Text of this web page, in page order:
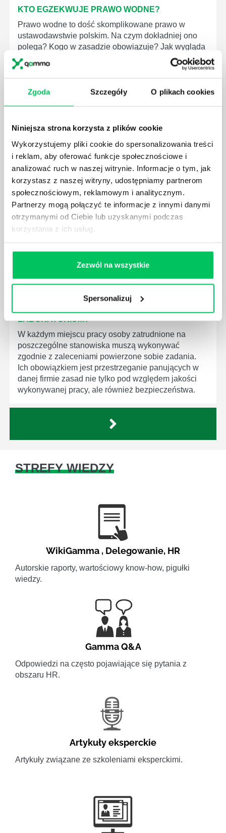
Zgoda Szczegóły O plikach cookies
Niniejsza strona korzysta z plików cookie
Wykorzystujemy pliki cookie do spersonalizowania treści
i reklam, aby oferować funkcje społecznościowe i
analizować ruch w naszej witrynie. Informacje o tym, jak
korzystasz z naszej witryny, udostępniamy partnerom
społecznościowym, reklamowym i analitycznym.
Partnerzy mogą połączyć te informacje z innymi danymi
otrzymanymi od Ciebie lub uzyskanymi podczas
korzystania z ich usług.
Zezwól na wszystkie
Spersonalizuj
KTO EGZEKWUJE PRAWO WODNE?
Prawo wodne to dość skomplikowane prawo w
ustawodawstwie polskim. Na czym dokładniej ono
polega? Kogo w zasadzie obowiązuje? Jak wygląda
egzekwowanie prawa wodnego? Na te pytania
odpowiemy pokrótce poniżej.
WYMAGANIAMI NORM JAKOŚCI WYROBÓW
MEDYCZNYCH?
W związku z ogromnym rozwojem dzisiejszego
społeczeństwa wprowadzane jest coraz więcej reguł,
które mają za zadanie poprawić poszczególne
dziedziny gospodarki. Dzięki nim wszystkie firmy
będą zobowiązane przestrzegać zasad, których
wprowadzenie dąży do ujednolicenia jakości
LABORATORIUM?
W każdym miejscu pracy osoby zatrudnione na
poszczególne stanowiska muszą wykonywać
zgodnie z zaleceniami powierzone sobie zadania.
Ich obowiązkiem jest przestrzeganie panujących w
danej firmie zasad nie tylko pod względem jakości
wykonywanej pracy, ale również bezpieczeństwa.
STREFY WIEDZY
WikiGamma , Delegowanie, HR
Autorskie raporty, wartościowy know-how, pigułki
wiedzy.
Gamma Q&A
Odpowiedzi na często pojawiające się pytania z
obszaru HR.
Artykuły eksperckie
Artykuły związane ze szkoleniami eksperckimi.